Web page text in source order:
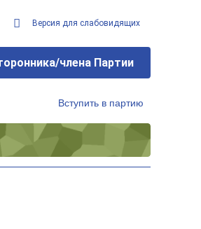
Версия для слабовидящих
члена Партии
Вступить в партию